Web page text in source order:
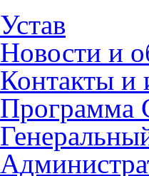
Устав
Новости и
Контакты и
Программа